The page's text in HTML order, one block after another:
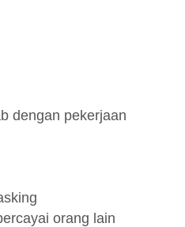
dengan pekerjaan
orang lain